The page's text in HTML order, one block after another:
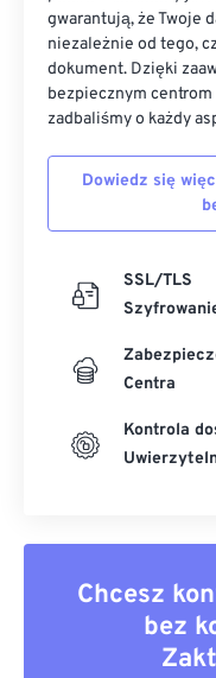
gwarantują, że Twoje
niezależnie od tego,
dokument. Dzięki
bezpiecznym
zadbaliśmy o każdy
Dowiedz się
SSL/TLS
Centra
Kontrola
Chcesz
bez